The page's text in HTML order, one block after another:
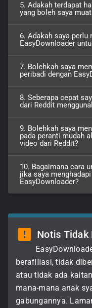
5. Adakah terdapat
yang boleh saya
6. Adakah saya perlu
EasyDownloader
7. Bolehkah saya
peribadi dengan
8. Seberapa cepat
dari Reddit
9. Bolehkah saya
pada peranti mudah
video dari Reddit?
10. Bagaimana cara
jika saya
EasyDownloader?
Notis Tidak
berafiliasi, tidak
atau tidak ada
mana-mana anak
gabungannya.